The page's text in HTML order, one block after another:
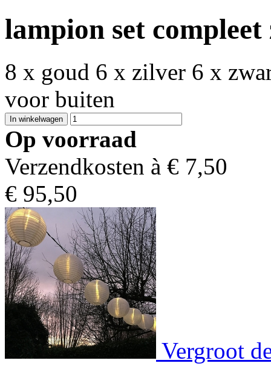
lampion set
8 x goud 6 x zilver 6 x
voor buiten
Op voorraad
Verzendkosten à € 7,50
€ 95,50
Vergroot